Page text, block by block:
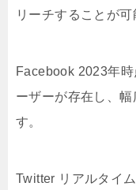
リーチすることが可
Facebook 2023年
ーザーが存在し、
す。
Twitter リアルタイ